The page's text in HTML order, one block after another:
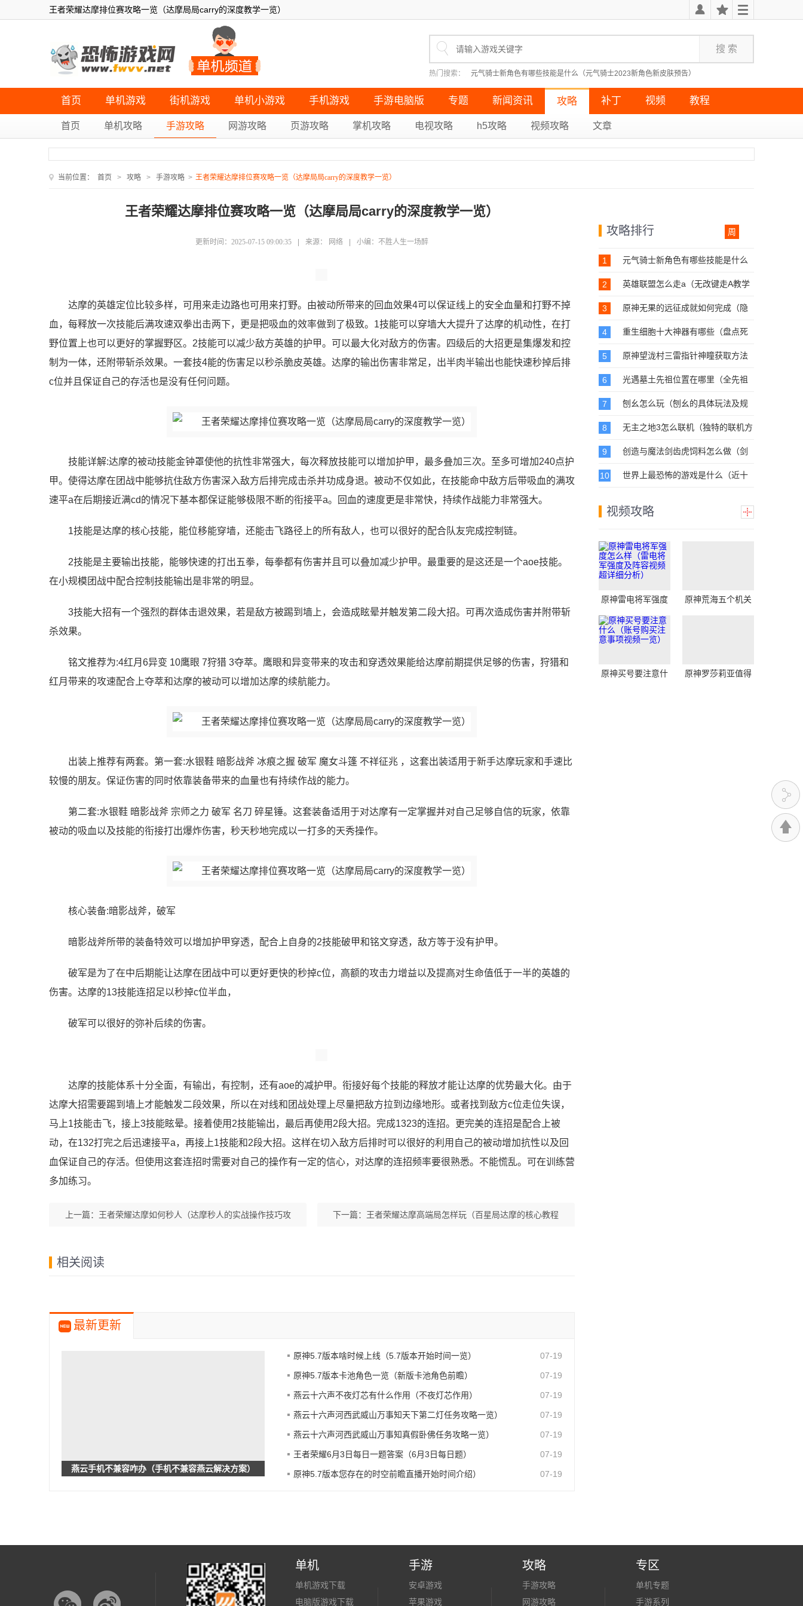
王者荣耀达摩排位赛攻略一览（达摩局局carry的深度教学一览）
热门搜索：
元气骑士新角色有哪些技能是什么（元气骑士2023新角色新皮肤预告）
原神无果的远征成就如何完成（隐藏成就无果的远征攻略）
重生细胞十大神器有哪些（盘点死亡细胞最受欢迎的几种武器）
首页 单机游戏 街机游戏 单机小游戏 手机游戏 手游电脑版 专题 新闻资讯 攻略 补丁 视频 教程
首页 单机攻略 手游攻略 网游攻略 页游攻略 掌机攻略 电视攻略 h5攻略 视频攻略 文章
当前位置： 首页 > 攻略 > 手游攻略 > 王者荣耀达摩排位赛攻略一览（达摩局局carry的深度教学一览）
王者荣耀达摩排位赛攻略一览（达摩局局carry的深度教学一览）
更新时间：2025-07-15 09:00:35 来源： 网络 小编： 不胜人生一场醉
达摩的英雄定位比较多样，可用来走边路也可用来打野。由被动所带来的回血效果4可以保证线上的安全血量和打野不掉
血，每释放一次技能后满攻速双拳出击两下，更是把吸血的效率做到了极致。1技能可以穿墙大大提升了达摩的机动性，在打
野位置上也可以更好的掌握野区。2技能可以减少敌方英雄的护甲。可以最大化对敌方的伤害。四级后的大招更是集爆发和控
制为一体，还附带斩杀效果。一套技4能的伤害足以秒杀脆皮英雄。达摩的输出伤害非常足，出半肉半输出也能快速秒掉后排
c位并且保证自己的存活也是没有任何问题。
技能详解:达摩的被动技能金钟罩使他的抗性非常强大，每次释放技能可以增加护甲，最多叠加三次。至多可增加240点护
甲。使得达摩在团战中能够抗住敌方伤害深入敌方后排完成击杀并功成身退。被动不仅如此，在技能命中敌方后带吸血的满攻
速平a在后期接近满cd的情况下基本都保证能够极限不断的衔接平a。回血的速度更是非常快，持续作战能力非常强大。
1技能是达摩的核心技能，能位移能穿墙，还能击飞路径上的所有敌人，也可以很好的配合队友完成控制链。
2技能是主要输出技能，能够快速的打出五拳，每拳都有伤害并且可以叠加减少护甲。最重要的是这还是一个aoe技能。
在小规模团战中配合控制技能输出是非常的明显。
3技能大招有一个强烈的群体击退效果，若是敌方被踢到墙上，会造成眩晕并触发第二段大招。可再次造成伤害并附带斩
杀效果。
铭文推荐为:4红月6异变 10鹰眼 7狩猎 3夺萃。鹰眼和异变带来的攻击和穿透效果能给达摩前期提供足够的伤害，狩猎和
红月带来的攻速配合上夺萃和达摩的被动可以增加达摩的续航能力。
出装上推荐有两套。第一套:水银鞋 暗影战斧 冰痕之握 破军 魔女斗篷 不祥征兆 ，这套出装适用于新手达摩玩家和手速比
较慢的朋友。保证伤害的同时依靠装备带来的血量也有持续作战的能力。
第二套:水银鞋 暗影战斧 宗师之力 破军 名刀 碎星锤。这套装备适用于对达摩有一定掌握并对自己足够自信的玩家，依靠
被动的吸血以及技能的衔接打出爆炸伤害，秒天秒地完成以一打多的天秀操作。
核心装备:暗影战斧，破军
暗影战斧所带的装备特效可以增加护甲穿透，配合上自身的2技能破甲和铭文穿透，敌方等于没有护甲。
破军是为了在中后期能让达摩在团战中可以更好更快的秒掉c位，高额的攻击力增益以及提高对生命值低于一半的英雄的
伤害。达摩的13技能连招足以秒掉c位半血，
破军可以很好的弥补后续的伤害。
达摩的技能体系十分全面，有输出，有控制，还有aoe的减护甲。衔接好每个技能的释放才能让达摩的优势最大化。由于
达摩大招需要踢到墙上才能触发二段效果，所以在对线和团战处理上尽量把敌方拉到边缘地形。或者找到敌方c位走位失误，
马上1技能击飞，接上3技能眩晕。接着使用2技能输出，最后再使用2段大招。完成1323的连招。更完美的连招是配合上被
动，在132打完之后迅速接平a，再接上1技能和2段大招。这样在切入敌方后排时可以很好的利用自己的被动增加抗性以及回
血保证自己的存活。但使用这套连招时需要对自己的操作有一定的信心，对达摩的连招频率要很熟悉。不能慌乱。可在训练营
多加练习。
上一篇： 王者荣耀达摩如何秒人（达摩秒人的实战操作技巧攻 下一篇： 王者荣耀达摩高端局怎样玩（百星局达摩的核心教程
相关阅读
最新更新
燕云手机不兼容咋办（手机不兼容燕云解决方案）
原神5.7版本啥时候上线（5.7版本开始时间一览） 07-19
原神5.7版本卡池角色一览（新版卡池角色前瞻） 07-19
燕云十六声不夜灯芯有什么作用（不夜灯芯作用） 07-19
燕云十六声河西武威山万事知天下第二灯任务攻略一览） 07-19
燕云十六声河西武威山万事知真假卧佛任务攻略一览） 07-19
王者荣耀6月3日每日一题答案（6月3日每日题） 07-19
原神5.7版本您存在的时空前瞻直播开始时间介绍） 07-19
攻略排行 周
1
元气骑士新角色有哪些技能是什么
告）
2
英雄联盟怎么走a（无改键走A教学
3
原神无果的远征成就如何完成（隐
4
重生细胞十大神器有哪些（盘点死
5
原神望泷村三雷指针神瞳获取方法
解析）
6
光遇墓土先祖位置在哪里（全先祖
7
刨幺怎么玩（刨幺的具体玩法及规
8
无主之地3怎么联机（独特的联机方
9
创造与魔法剑齿虎饲料怎么做（剑
10
世界上最恐怖的游戏是什么（近十
视频攻略
原神雷电将军强度
强度及阵容视频超
详细分析）
原神荒海五个机关
原神买号要注意什
原神罗莎莉亚值得
单机
单机游戏下载
电脑版游戏下载
手游
安卓游戏
苹果游戏
攻略
手游攻略
网游攻略
专区
单机专题
手游系列